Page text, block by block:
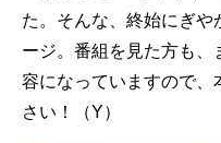
た。そんな、終始にぎ
ージ。番組を見た方も、
容になっていますので、
さい！（Y）